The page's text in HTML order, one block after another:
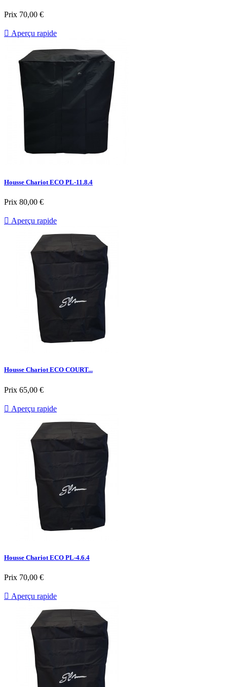
Prix 70,00 €
 Aperçu rapide
Housse Chariot ECO PL-11.8.4
Prix 80,00 €
 Aperçu rapide
Housse Chariot ECO COURT...
Prix 65,00 €
 Aperçu rapide
Housse Chariot ECO PL-4.6.4
Prix 70,00 €
 Aperçu rapide